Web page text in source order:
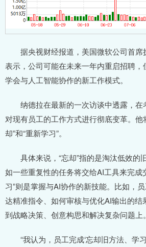
据央视财经报道，美国微软公司首席
表示，公司可能在未来一年内重启招聘
学会与人工智能协作的新工作模式。
纳德拉在最新的一次访谈中透露，在
对现有员工的工作方式进行彻底变革。他
却”和“重新学习”。
具体来说，“忘却”指的是淘汰低效的
如一些重复性的任务将交给AI工具来完成
习”则是掌握与AI协作的新技能。比如，
达精准指令、如何审核与优化AI输出的结
到战略决策、创意构思和解决复杂问题上。
“我认为，员工完成‘忘却旧方法、学